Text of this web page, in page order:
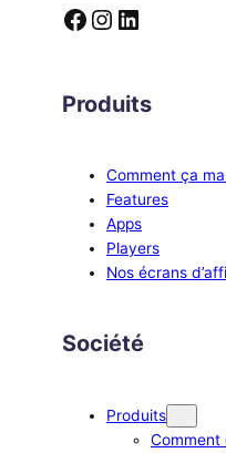
Facebook Instagram LinkedIn
Produits
Comment ça
Features
Apps
Players
Nos écrans
Société
Produits
Comment